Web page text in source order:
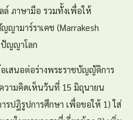
ล์ ภาษามือ รวมทั้งเพื่อให้
ญามาร์ราเคช (Marrakesh
ญญาโลก
เสนอต่อร่างพระราชบัญญัติการ
ามคิดเห็นวันที่ 15 มิถุนายน
รปฏิรูปการศึกษา เพื่อขอให้ 1) ใส่